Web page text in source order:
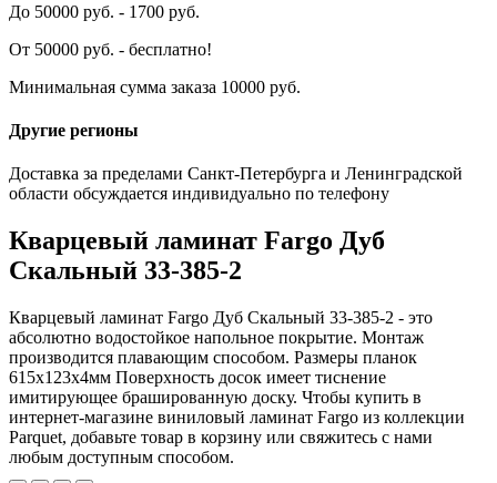
До 50000 руб. - 1700 руб.
От 50000 руб. - бесплатно!
Минимальная сумма заказа 10000 руб.
Другие регионы
Доставка за пределами Санкт-Петербурга и Ленинградской
области обсуждается индивидуально по телефону
Кварцевый ламинат Fargo Дуб
Скальный 33-385-2
Кварцевый ламинат Fargo Дуб Скальный 33-385-2 - это
абсолютно водостойкое напольное покрытие. Монтаж
производится плавающим способом. Размеры планок
615x123x4мм Поверхность досок имеет тиснение
имитирующее брашированную доску. Чтобы купить в
интернет-магазине виниловый ламинат Fargo из коллекции
Parquet, добавьте товар в корзину или свяжитесь с нами
любым доступным способом.